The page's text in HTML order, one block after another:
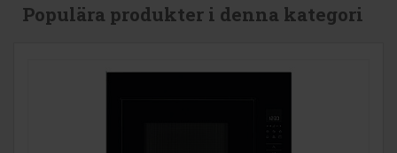
Populära produkter i denna kategori